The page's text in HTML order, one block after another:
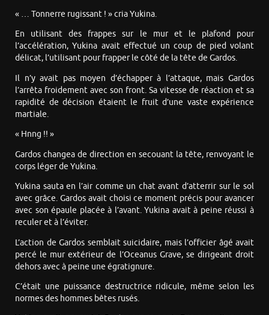
« … Tonnerre rugissant ! » cria Yukina.
En utilisant des frappes sur le mur et le plafond pour
l’accélération, Yukina avait effectué un coup de pied volant
délicat, l’utilisant pour frapper le côté de la tête de Gardos.
Il n’y avait pas moyen d’échapper à l’attaque, mais Gardos
l’arrêta froidement avec son front. Sa vitesse de réaction et sa
rapidité de décision étaient le fruit d’une vaste expérience
martiale.
« Hnng !! »
Gardos changea de direction en secouant la tête, renvoyant le
corps léger de Yukina.
Yukina sauta en l’air comme un chat avant d’atterrir sur le sol
avec grâce. Gardos avait choisi ce moment précis pour avancer
avec son épaule placée à l’avant. Yukina avait à peine réussi à
reculer et à l’éviter.
L’action de Gardos semblait suicidaire, mais l’officier âgé avait
percé le mur extérieur de l’Oceanus Grave, se dirigeant droit
dehors avec à peine une égratignure.
C’était une puissance destructrice ridicule, même selon les
normes des hommes bêtes rusés.